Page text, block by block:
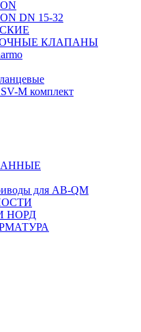
DN 15-32
КЛАПАНЫ
M комплект
для AB-QM
НОРД